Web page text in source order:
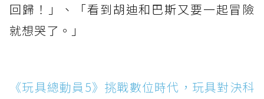
回歸！」、「看到胡迪和巴斯又要一起冒險
就想哭了。」
《玩具總動員5》挑戰數位時代，玩具對決科